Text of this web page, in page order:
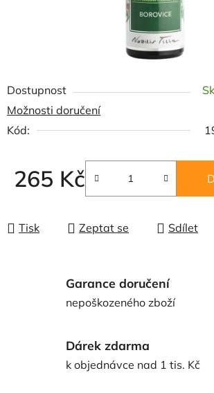
Dostupnost
Možnosti doručení
Kód:
265 Kč
Tisk Zeptat se Sdílet
Garance doručení
nepoškozeného zboží
Dárek zdarma
k objednávce nad 1 tis. Kč